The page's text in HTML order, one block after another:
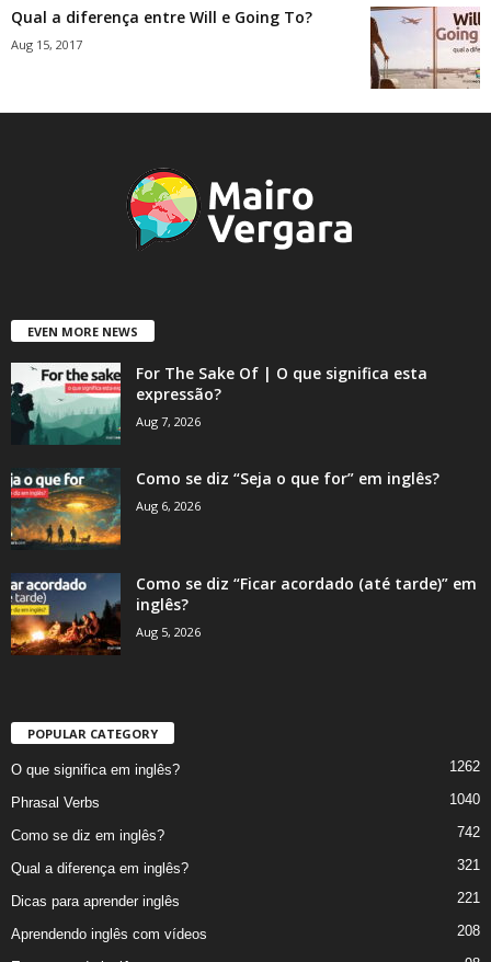
Qual a diferença entre Will e Going To?
Aug 15, 2017
EVEN MORE NEWS
For The Sake Of | O que significa esta
expressão?
Aug 7, 2026
Como se diz “Seja o que for” em inglês?
Aug 6, 2026
Como se diz “Ficar acordado (até tarde)” em
inglês?
Aug 5, 2026
POPULAR CATEGORY
O que significa em inglês? 1262
Phrasal Verbs 1040
Como se diz em inglês? 742
Qual a diferença em inglês? 321
Dicas para aprender inglês 221
Aprendendo inglês com vídeos 208